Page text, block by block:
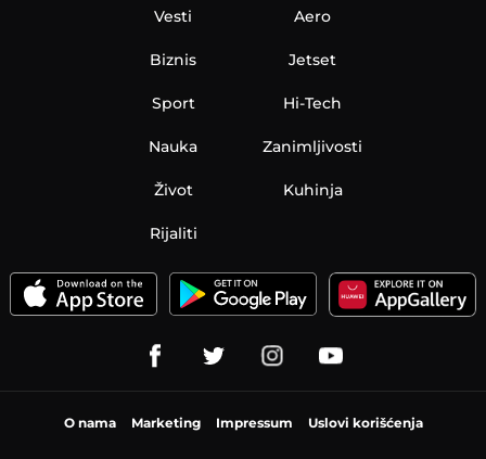
Vesti
Biznis
Sport
Nauka
Aero
Jetset
Hi-Tech
Zanimljivosti
Život Kuhinja
Rijaliti
O nama Marketing Impressum Uslovi korišćenja